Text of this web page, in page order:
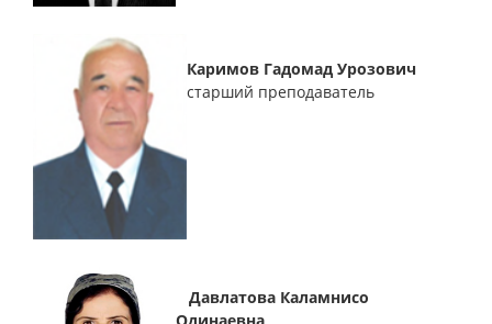
Каримов Гадомад Урозович
старший преподаватель
Давлатова Каламнисо